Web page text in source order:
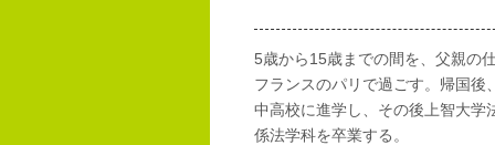
5歳から15歳までの間を、父親の
フランスのパリで過ごす。帰国後
中高校に進学し、その後上智大学
係法学科を卒業する。